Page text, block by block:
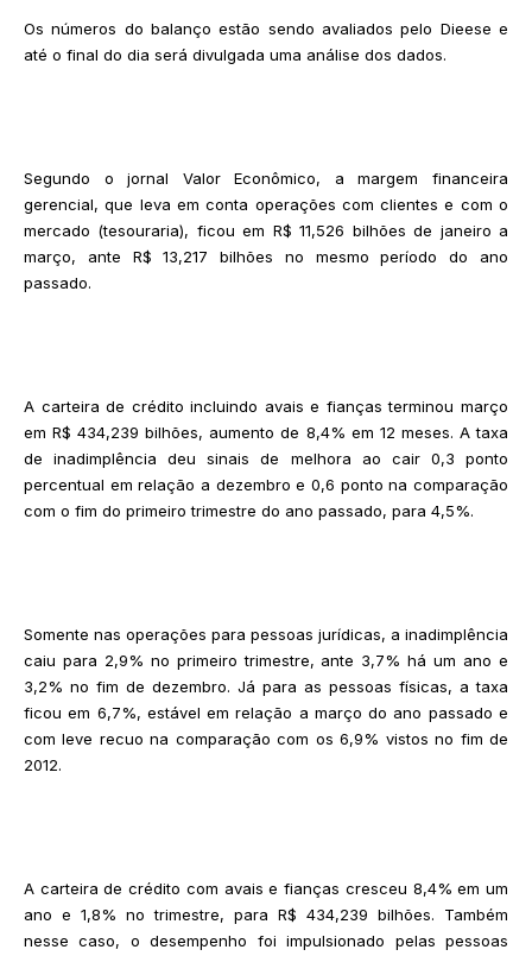
Os números do balanço estão sendo avaliados pelo Dieese e
até o final do dia será divulgada uma análise dos dados.
Segundo o jornal Valor Econômico, a margem financeira
gerencial, que leva em conta operações com clientes e com o
mercado (tesouraria), ficou em R$ 11,526 bilhões de janeiro a
março, ante R$ 13,217 bilhões no mesmo período do ano
passado.
A carteira de crédito incluindo avais e fianças terminou março
em R$ 434,239 bilhões, aumento de 8,4% em 12 meses. A taxa
de inadimplência deu sinais de melhora ao cair 0,3 ponto
percentual em relação a dezembro e 0,6 ponto na comparação
com o fim do primeiro trimestre do ano passado, para 4,5%.
Somente nas operações para pessoas jurídicas, a inadimplência
caiu para 2,9% no primeiro trimestre, ante 3,7% há um ano e
3,2% no fim de dezembro. Já para as pessoas físicas, a taxa
ficou em 6,7%, estável em relação a março do ano passado e
com leve recuo na comparação com os 6,9% vistos no fim de
2012.
A carteira de crédito com avais e fianças cresceu 8,4% em um
ano e 1,8% no trimestre, para R$ 434,239 bilhões. Também
nesse caso, o desempenho foi impulsionado pelas pessoas